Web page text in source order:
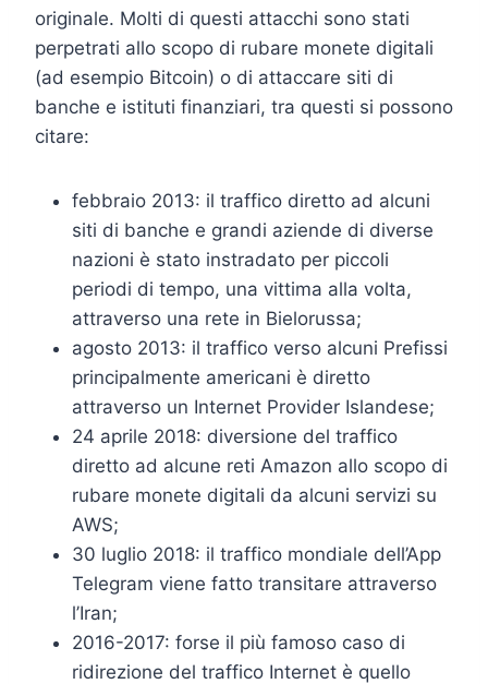
originale. Molti di questi attacchi sono stati
perpetrati allo scopo di rubare monete digitali
(ad esempio Bitcoin) o di attaccare siti di
banche e istituti finanziari, tra questi si possono
citare:
febbraio 2013: il traffico diretto ad alcuni
siti di banche e grandi aziende di diverse
nazioni è stato instradato per piccoli
periodi di tempo, una vittima alla volta,
attraverso una rete in Bielorussa;
agosto 2013: il traffico verso alcuni Prefissi
principalmente americani è diretto
attraverso un Internet Provider Islandese;
24 aprile 2018: diversione del traffico
diretto ad alcune reti Amazon allo scopo di
rubare monete digitali da alcuni servizi su
AWS;
30 luglio 2018: il traffico mondiale dell’App
Telegram viene fatto transitare attraverso
l’Iran;
2016-2017: forse il più famoso caso di
ridirezione del traffico Internet è quello